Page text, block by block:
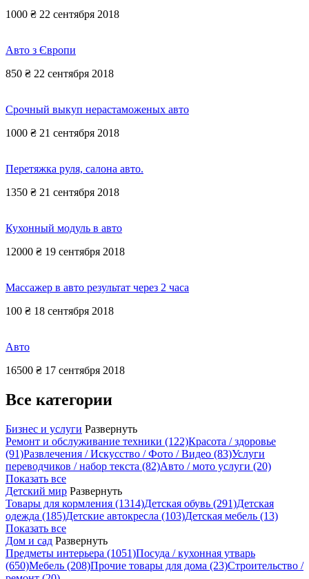
1000 ₴ 22 сентября 2018
Авто з Європи
850 ₴ 22 сентября 2018
Срочный выкуп нерастаможеных авто
1000 ₴ 21 сентября 2018
Перетяжка руля, салона авто.
1350 ₴ 21 сентября 2018
Кухонный модуль в авто
12000 ₴ 19 сентября 2018
Массажер в авто результат через 2 часа
100 ₴ 18 сентября 2018
Авто
16500 ₴ 17 сентября 2018
Все категории
Бизнес и услуги Развернуть
Ремонт и обслуживание техники (122)Красота / здоровье
(91)Развлечения / Искусство / Фото / Видео (83)Услуги
переводчиков / набор текста (82)Авто / мото услуги (20)
Показать все
Детский мир Развернуть
Товары для кормления (1314)Детская обувь (291)Детская
одежда (185)Детские автокресла (103)Детская мебель (13)
Показать все
Дом и сад Развернуть
Предметы интерьера (1051)Посуда / кухонная утварь
(650)Мебель (208)Прочие товары для дома (23)Строительство /